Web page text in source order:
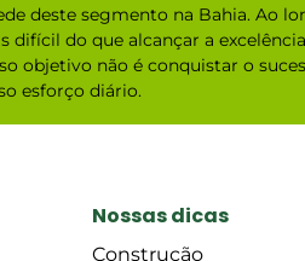
deste segmento na Bahia. Ao
difícil do que alcançar a
objetivo não é conquistar o
esforço diário.
Nossas dicas
Construção